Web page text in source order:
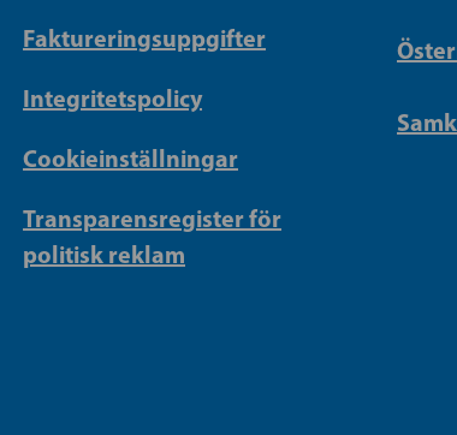
Faktureringsuppgifter
Integritetspolicy
Cookieinställningar
Transparensregister för
politisk reklam